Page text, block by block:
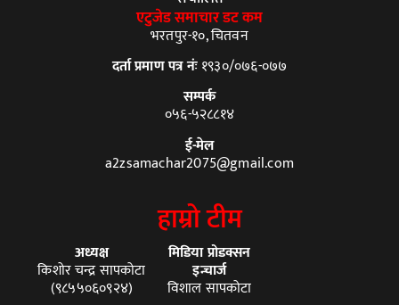
एटुजेड समाचार डट कम
भरतपुर-१०, चितवन
दर्ता प्रमाण पत्र नंः१९३०/०७६-०७७
सम्पर्क
०५६-५२८८१४
ई-मेल
a2zsamachar2075@gmail.com
हाम्रो टीम
अध्यक्ष
किशोर चन्द्र सापकोटा
(९८५५०६०९२४)
मिडिया प्रोडक्सन
इन्चार्ज
विशाल सापकोटा